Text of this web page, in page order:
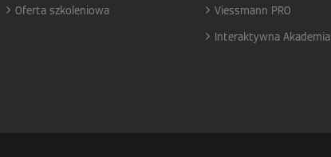
Oferta szkoleniowa
Viessmann PRO
Interaktywna Akademia